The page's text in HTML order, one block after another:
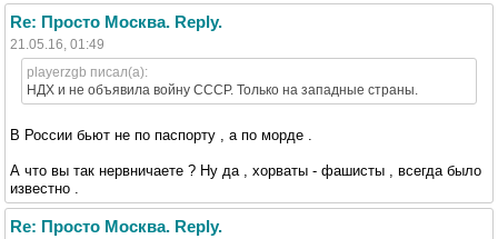
Re: Просто Москва. Reply.
21.05.16, 01:49
playerzgb писал(а):
НДХ и не объявила войну СССР. Только на западные страны.
В России бьют не по паспорту , а по морде .
А что вы так нервничаете ? Ну да , хорваты - фашисты , всегда было
известно .
Re: Просто Москва. Reply.